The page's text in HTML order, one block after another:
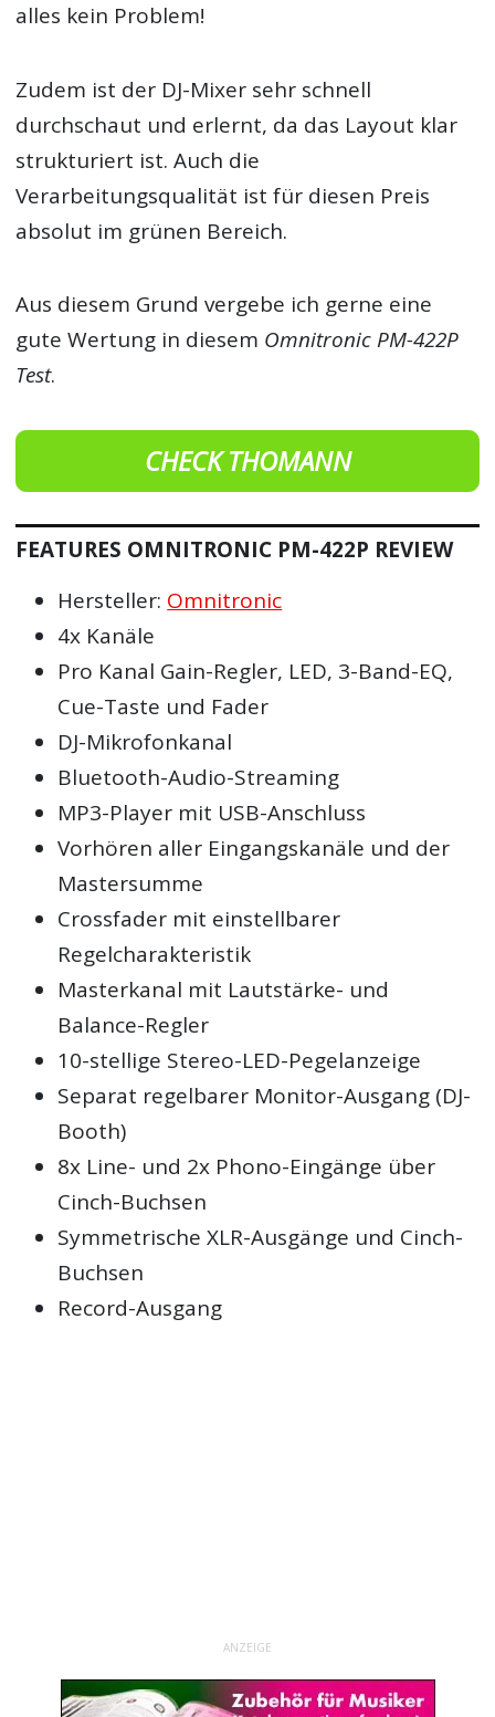
alles kein Problem!
Zudem ist der DJ-Mixer sehr schnell
durchschaut und erlernt, da das Layout klar
strukturiert ist. Auch die
Verarbeitungsqualität ist für diesen Preis
absolut im grünen Bereich.
Aus diesem Grund vergebe ich gerne eine
gute Wertung in diesem Omnitronic PM-422P
Test.
CHECK THOMANN
FEATURES OMNITRONIC PM-422P REVIEW
Hersteller: Omnitronic
4x Kanäle
Pro Kanal Gain-Regler, LED, 3-Band-EQ,
Cue-Taste und Fader
DJ-Mikrofonkanal
Bluetooth-Audio-Streaming
MP3-Player mit USB-Anschluss
Vorhören aller Eingangskanäle und der
Mastersumme
Crossfader mit einstellbarer
Regelcharakteristik
Masterkanal mit Lautstärke- und
Balance-Regler
10-stellige Stereo-LED-Pegelanzeige
Separat regelbarer Monitor-Ausgang (DJ-
Booth)
8x Line- und 2x Phono-Eingänge über
Cinch-Buchsen
Symmetrische XLR-Ausgänge und Cinch-
Buchsen
Record-Ausgang
ANZEIGE